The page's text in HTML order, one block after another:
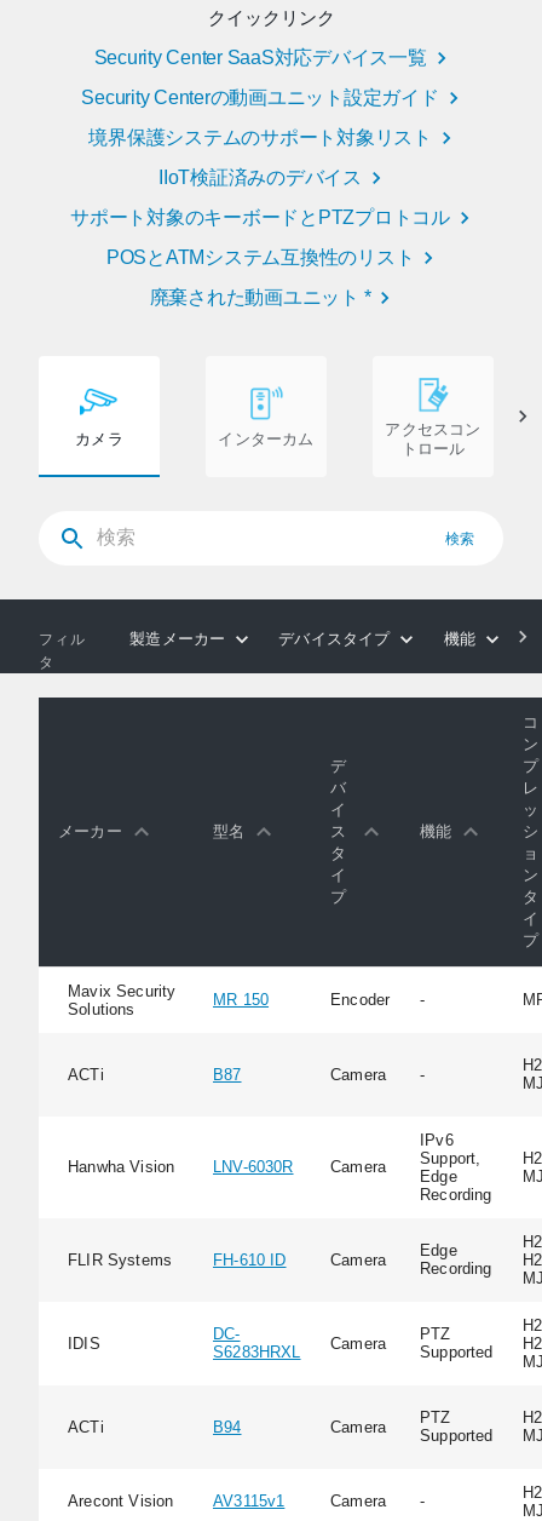
クイックリンク
Security Center SaaS対応デバイス一覧
Security Centerの動画ユニット設定ガイド
境界保護システムのサポート対象リスト
IIoT検証済みのデバイス
サポート対象のキーボードとPTZプロトコル
POSとATMシステム互換性のリスト
廃棄された動画ユニット *
カメラ インターカム
アクセスコン
トロール
検索
フィル
タ
製造メーカー デバイスタイプ 機能
メーカー 型名
デ
バ
イ
ス
タ
イ
プ
機能
コ
ン
プ
レ
ッ
シ
ョ
ン
タ
イ
プ
Mavix Security
Solutions
MR 150 Encoder -
ACTi B87 Camera -
Hanwha Vision LNV-6030R Camera
IPv6
Support,
Edge
Recording
FLIR Systems FH-610 ID Camera
Edge
Recording
IDIS
DC-
S6283HRXL
Camera
PTZ
Supported
ACTi B94 Camera
PTZ
Supported
Arecont Vision AV3115v1 Camera -